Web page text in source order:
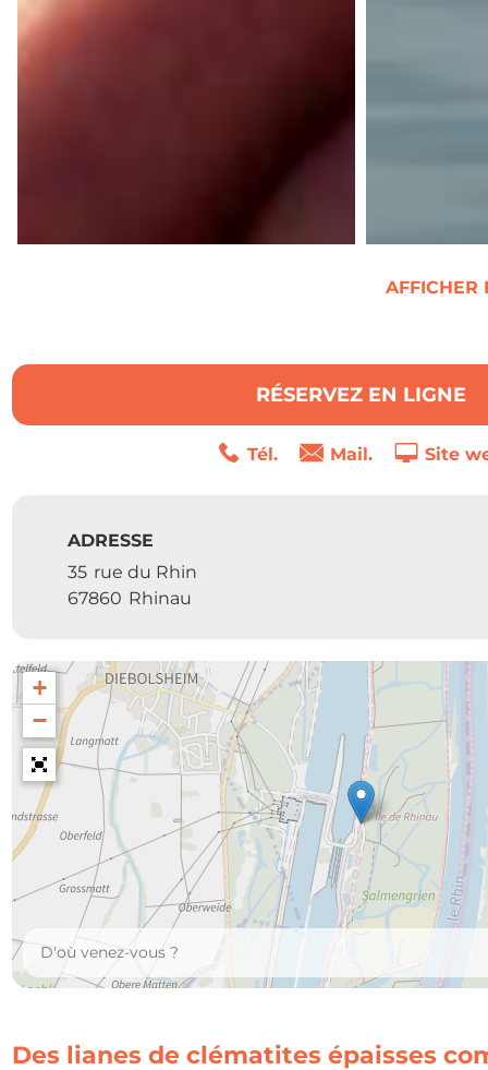
AFFICHER
RÉSERVEZ EN LIGNE
Tél. Mail. Site
ADRESSE
35 rue du Rhin
67860 Rhinau
+
−
Des lianes de clématites épaisses